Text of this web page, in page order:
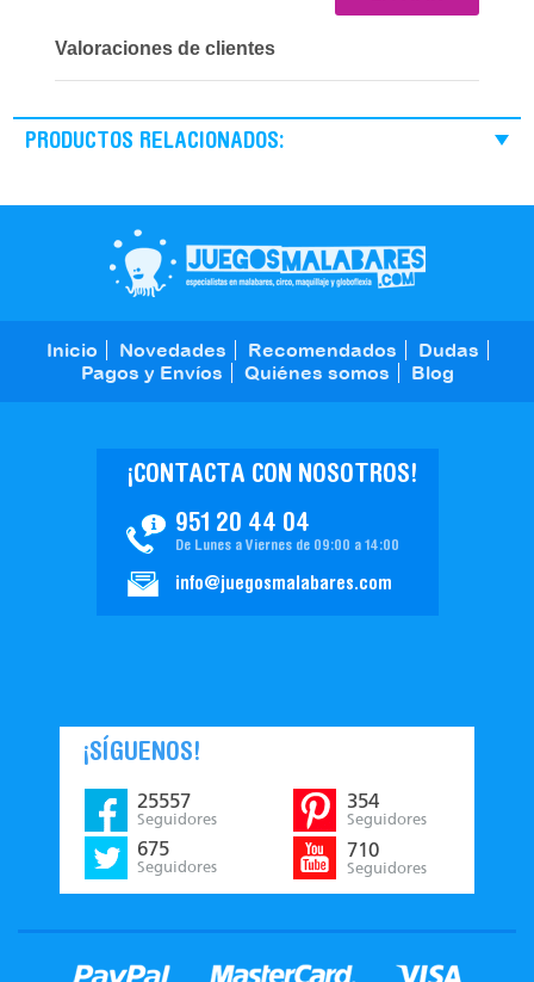
Valoraciones de clientes
PRODUCTOS RELACIONADOS:
Inicio Novedades Recomendados
Dudas
Pagos y Envíos
Quiénes somos Blog
951 20 44 04
¡CONTACTA CON NOSOTROS!
De Lunes a Viernes de 09:00 a 14:00
info@juegosmalabares.com
¡SÍGUENOS!
25557
Seguidores
675
Seguidores
354
Seguidores
710
Seguidores